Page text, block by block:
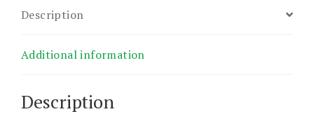
Description
Additional information
Description